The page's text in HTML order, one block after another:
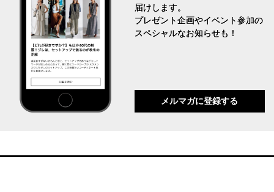
届けします。
プレゼント企画やイベント参加の
スペシャルなお知らせも！
メルマガに登録する